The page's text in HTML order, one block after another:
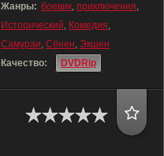
Жанры: боевик, приключения,
Исторический, Комедия,
Самураи, Сёнен, Экшен
Качество:
DVDRip